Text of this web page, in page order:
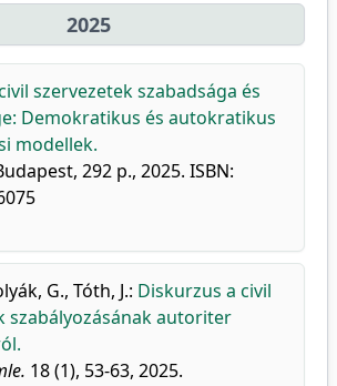
2025
szervezetek szabadsága és
Demokratikus és autokratikus
modellek.
292 p., 2025. ISBN:
G., Tóth, J.: Diskurzus a civil
szabályozásának autoriter
18 (1), 53-63, 2025.